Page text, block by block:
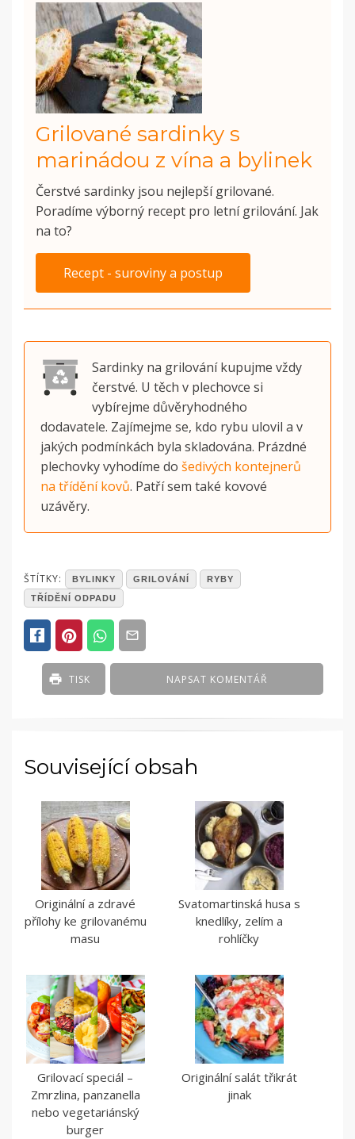
Grilované sardinky s
marinádou z vína a bylinek
Čerstvé sardinky jsou nejlepší grilované.
Poradíme výborný recept pro letní grilování. Jak
na to?
Recept - suroviny a postup
Sardinky na grilování kupujme vždy
čerstvé. U těch v plechovce si
vybírejme důvěryhodného
dodavatele. Zajímejme se, kdo rybu ulovil a v
jakých podmínkách byla skladována. Prázdné
plechovky vyhodíme do šedivých kontejnerů
na třídění kovů. Patří sem také kovové
uzávěry.
POSTED
IN
ČLÁNKY
ŠTÍTKY: BYLINKY GRILOVÁNÍ
RYBY
TŘÍDĚNÍ ODPADU
NAPSAT KOMENTÁŘ
TISK
Související obsah
Originální a zdravé
přílohy ke grilovanému
masu
Svatomartinská husa s
knedlíky, zelím a
rohlíčky
Grilovací speciál –
Zmrzlina, panzanella
nebo vegetariánský
burger
Originální salát třikrát
jinak